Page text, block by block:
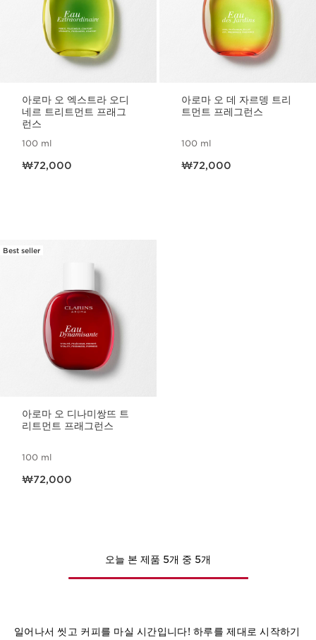
아로마 오 엑스트라 오디
네르 트리트먼트 프래그
런스
100 ml
₩72,000
아로마 오 데 자르뎅 트리
트먼트 프레그런스
100 ml
₩72,000
Best seller
아로마 오 디나미쌍뜨 트
리트먼트 프래그런스
100 ml
₩72,000
오늘 본 제품 5개 중 5개
일어나서 씻고 커피를 마실 시간입니다! 하루를 제대로 시작하기